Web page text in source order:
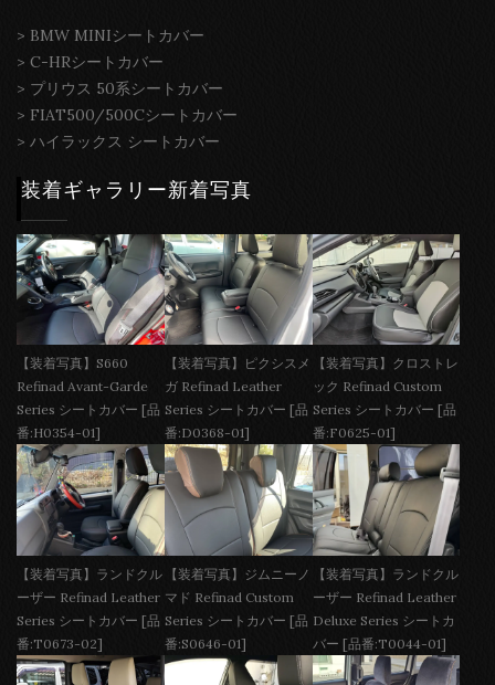
> BMW MINIシートカバー
> C-HRシートカバー
> プリウス 50系シートカバー
> FIAT500/500Cシートカバー
> ハイラックス シートカバー
装着ギャラリー新着写真
【装着写真】S660
Refinad Avant-Garde
Series シートカバー [品
番:H0354-01]
【装着写真】ピクシスメ
ガ Refinad Leather
Series シートカバー [品
番:D0368-01]
【装着写真】クロストレ
ック Refinad Custom
Series シートカバー [品
番:F0625-01]
【装着写真】ランドクル
ーザー Refinad Leather
Series シートカバー [品
番:T0673-02]
【装着写真】ジムニーノ
マド Refinad Custom
Series シートカバー [品
番:S0646-01]
【装着写真】ランドクル
ーザー Refinad Leather
Deluxe Series シートカ
バー [品番:T0044-01]